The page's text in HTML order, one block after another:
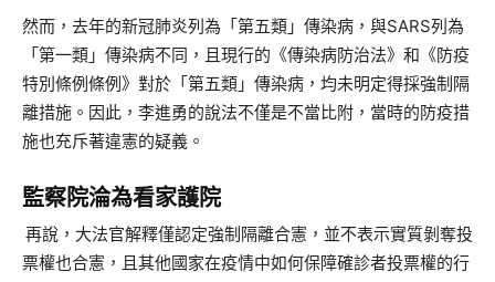
然而，去年的新冠肺炎列為「第五類」傳染病，與SARS列為
「第一類」傳染病不同，且現行的《傳染病防治法》和《防疫
特別條例條例》對於「第五類」傳染病，均未明定得採強制隔
離措施。因此，李進勇的說法不僅是不當比附，當時的防疫措
施也充斥著違憲的疑義。
監察院淪為看家護院
再說，大法官解釋僅認定強制隔離合憲，並不表示實質剝奪投
票權也合憲，且其他國家在疫情中如何保障確診者投票權的行